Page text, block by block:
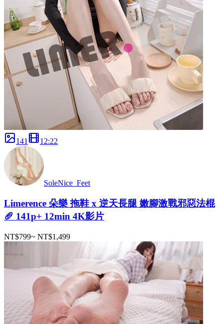
141 12:22
SoleNice_Feet
Limerence 朵樂 拖鞋 x 逆天長腿 嫩腳激戰邪惡法棍
🥖 141p+ 12min 4K影片
NT$799~ NT$1,499